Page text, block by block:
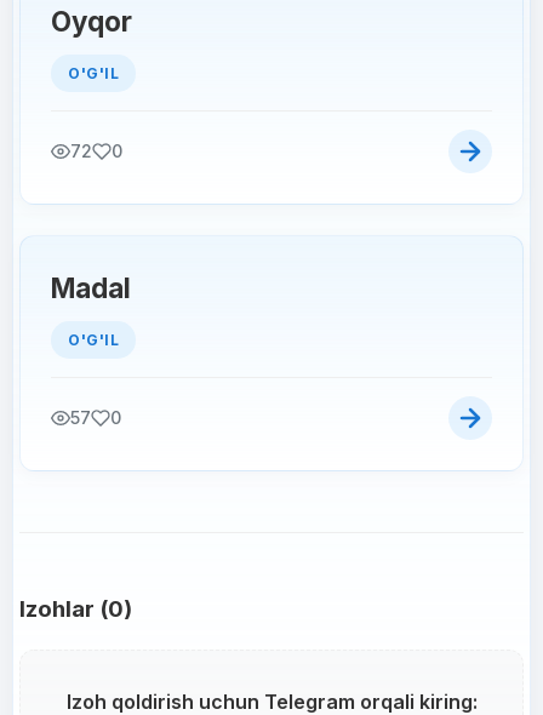
Oyqor
O'G'IL
72 0
Madal
O'G'IL
57 0
Izohlar (0)
Izoh qoldirish uchun Telegram orqali kiring: